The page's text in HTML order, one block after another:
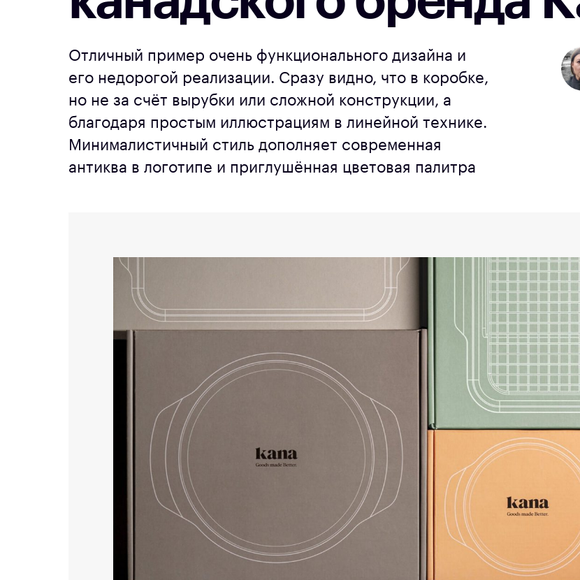
Отличный пример очень функционального дизайна и
его недорогой реализации. Сразу видно, что в коробке,
но не за счёт вырубки или сложной конструкции, а
благодаря простым иллюстрациям в линейной технике.
Минималистичный стиль дополняет современная
антиква в логотипе и приглушённая цветовая палитра